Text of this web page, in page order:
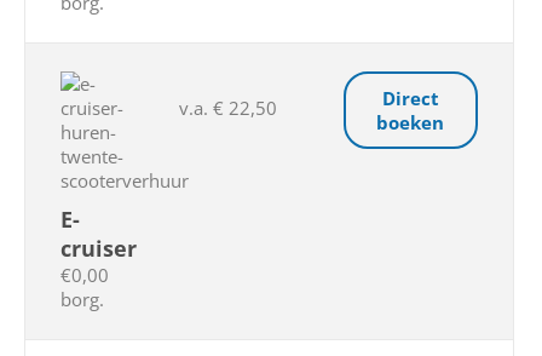
E-
cruiser
€0,00
borg.
v.a. € 22,50
Direct
boeken